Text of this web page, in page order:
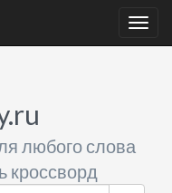
любого слова
кроссворд